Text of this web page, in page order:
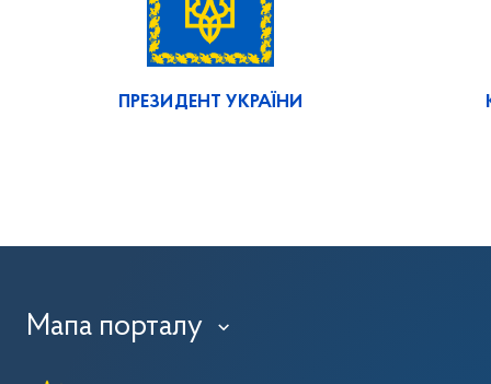
ПРЕЗИДЕНТ УКРАЇНИ
Мапа порталу ›